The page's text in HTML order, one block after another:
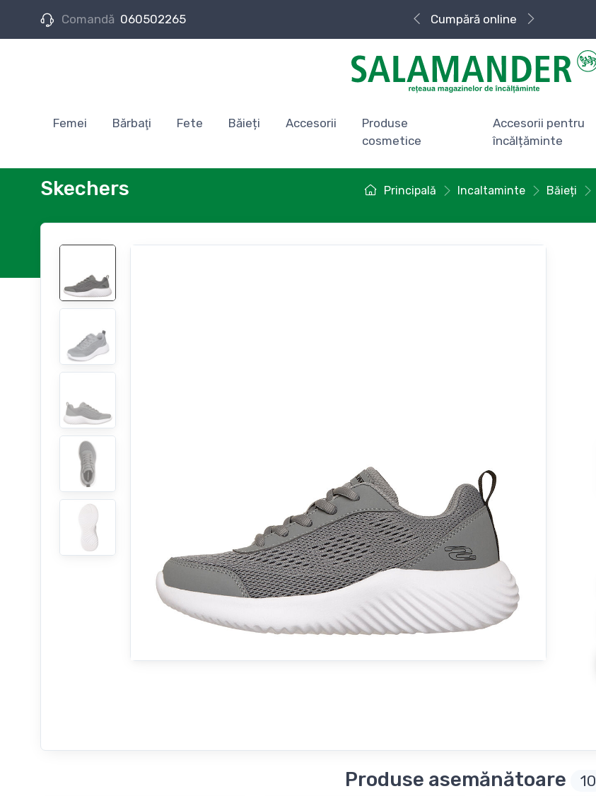
Comandă 060502265
Cumpără
online
Livrare rapidă
Femei Bărbaţi Fete Băieți Accesorii
Produse
cosmetice
Accesorii pentru
încălțăminte
Principală Incaltaminte Băieți
Skechers
Produse asemănătoare 10